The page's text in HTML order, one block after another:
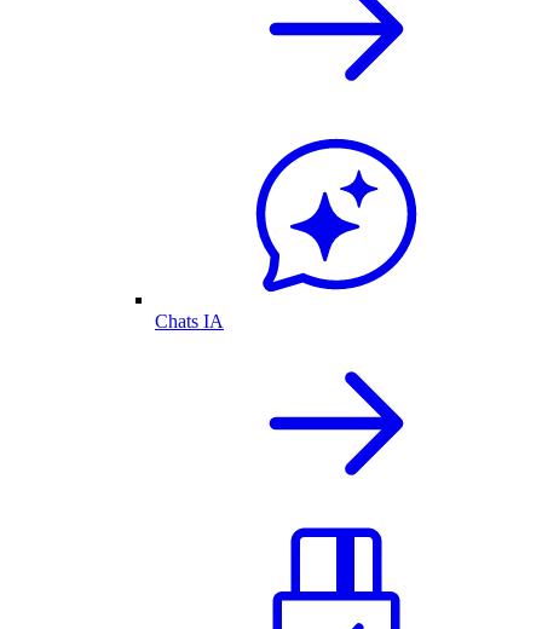
Chats IA